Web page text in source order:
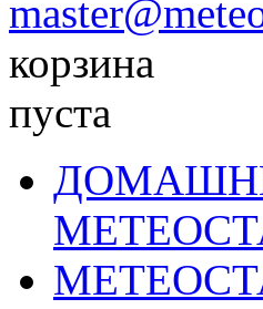
корзина
пуста